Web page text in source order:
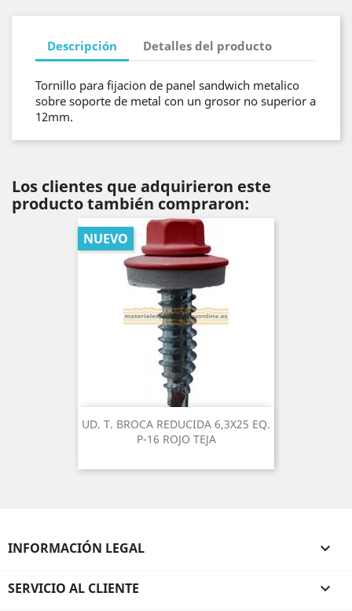
Descripción Detalles del producto
Tornillo para fijacion de panel sandwich metalico
sobre soporte de metal con un grosor no superior a
12mm.
Los clientes que adquirieron este
producto también compraron:
UD. T. BROCA REDUCIDA 6,3X25 EQ.
P-16 ROJO TEJA
NUEVO
INFORMACIÓN LEGAL 
SERVICIO AL CLIENTE 